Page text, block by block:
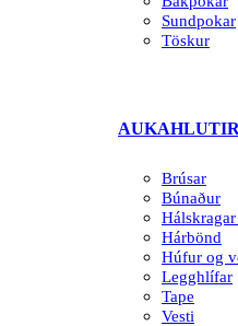
Sundpokar
Töskur
AUKAHLUTIR
Brúsar
Búnaður
Hárbönd
Húfur og
Legghlífar
Tape
Vesti